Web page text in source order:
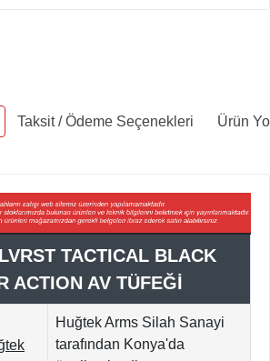
Taksit / Ödeme Seçenekleri Ürün
TACTICAL BLACK
ACTION AV TÜFEĞİ
Huğtek Arms Silah Sanayi
tarafından Konya'da